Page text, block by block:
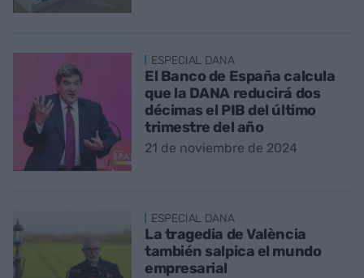
ESPECIAL DANA
El Banco de España calcula
que la DANA reducirá dos
décimas el PIB del último
trimestre del año
21 de noviembre de 2024
ESPECIAL DANA
La tragedia de València
también salpica el mundo
empresarial